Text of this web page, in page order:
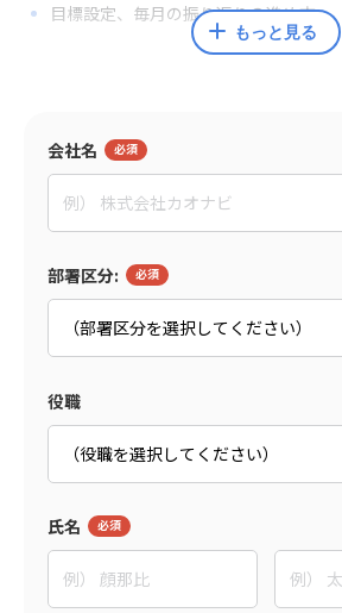
目標設定、毎月の振り返りの進め方
島森 俊央
グローセンパートナー
もっと見る
会社名
部署区分:
役職
氏名